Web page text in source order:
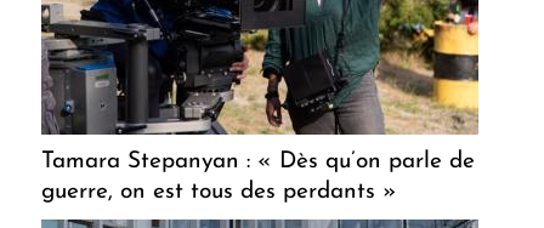
Tamara Stepanyan : « Dès qu’on parle de
guerre, on est tous des perdants »